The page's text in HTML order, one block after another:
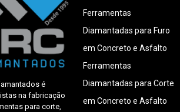
é
na fabricação
para corte,
Ferramentas
Diamantadas para Furo
em Concreto e Asfalto
Ferramentas
Diamantadas para Corte
em Concreto e Asfalto